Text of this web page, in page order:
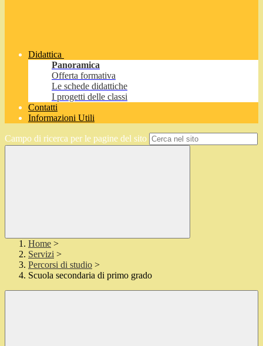
Didattica
Panoramica
Offerta formativa
Le schede didattiche
I progetti delle classi
Contatti
Informazioni Utili
Campo di ricerca per le pagine del sito
Home >
Servizi >
Percorsi di studio >
Scuola secondaria di primo grado